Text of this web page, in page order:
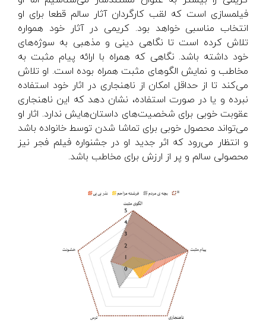
فیلمسازی است که لقب کارگردان آثار سالم قطعا برای او
انتخاب مناسبی خواهد بود. کریمی در آثار خود همواره
تلاش کرده است تا نگاهی دینی و مذهبی به سوژه‌های
خود داشته باشد. نگاهی که همراه با ارائه پیام مثبت به
مخاطب و نمایش الگو‌های مثبت همراه بوده است. او تلاش
می‌کند تا از حداقل امکان از ناهنجاری در اثار خود استفاده
نبرده و یا در صورت استفاده، نشان دهد که این ناهنجاری
عقوبت خوبی برای شخصیت‌های داستان‌هایش ندارد. اثار او
می‌تواند محصول خوبی برای تماشا شدن توسط خانواده باشد
و انتظار می‌رود که اثر جدید او در جشنواره فیلم فجر نیز
محصولی سالم و پر از ارزش برای مخاطب باشد.